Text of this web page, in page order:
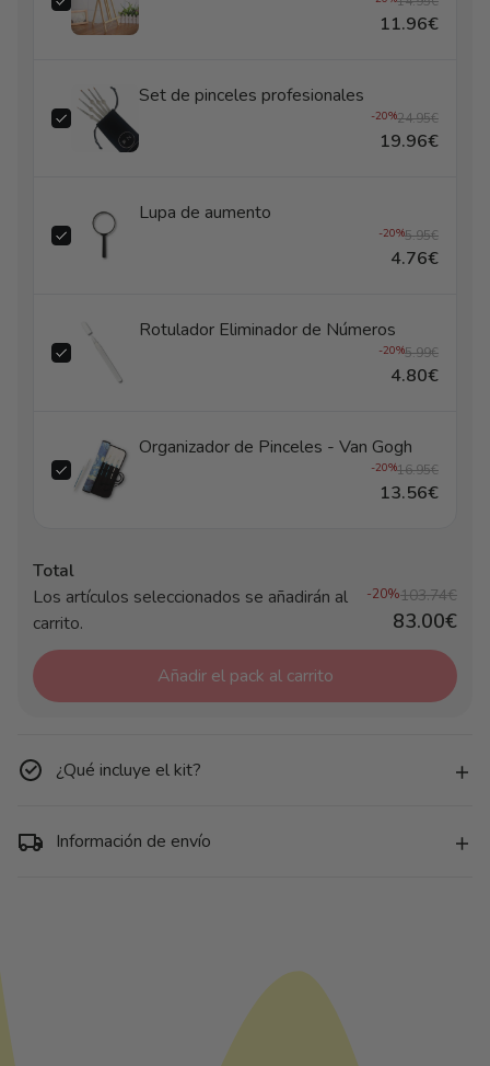
11.96€
Set de pinceles profesionales
-20%24.95€
19.96€
Lupa de aumento
-20%5.95€
4.76€
Rotulador Eliminador de Números
-20%5.99€
4.80€
Organizador de Pinceles - Van Gogh
-20%16.95€
13.56€
Total
Los artículos seleccionados se añadirán al
carrito.
-20%103.74€
83.00€
Añadir el pack al carrito
¿Qué incluye el kit?
Información de envío